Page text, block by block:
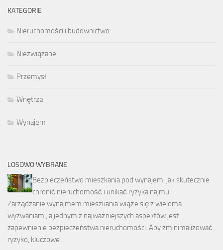
KATEGORIE
Nieruchomości i budownictwo
Niezwiązane
Przemysł
Wnętrze
Wynajem
LOSOWO WYBRANE
Bezpieczeństwo mieszkania pod wynajem: jak skutecznie
chronić nieruchomość i unikać ryzyka najmu
Zarządzanie wynajmem mieszkania wiąże się z wieloma
wyzwaniami, a jednym z najważniejszych aspektów jest
zapewnienie bezpieczeństwa nieruchomości. Aby zminimalizować
ryzyko, kluczowe …